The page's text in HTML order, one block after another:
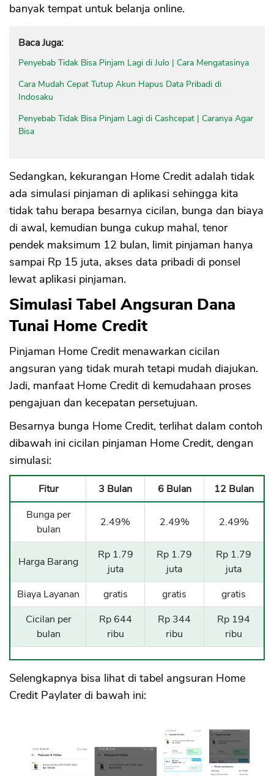
banyak tempat untuk belanja online.
Baca Juga:
Penyebab Tidak Bisa Pinjam Lagi di Julo | Cara Mengatasinya
Cara Mudah Cepat Tutup Akun Hapus Data Pribadi di
Indosaku
Penyebab Tidak Bisa Pinjam Lagi di Cashcepat | Caranya Agar
Bisa
Sedangkan, kekurangan Home Credit adalah tidak
ada simulasi pinjaman di aplikasi sehingga kita
tidak tahu berapa besarnya cicilan, bunga dan biaya
di awal, kemudian bunga cukup mahal, tenor
pendek maksimum 12 bulan, limit pinjaman hanya
sampai Rp 15 juta, akses data pribadi di ponsel
lewat aplikasi pinjaman.
Simulasi Tabel Angsuran Dana
Tunai Home Credit
Pinjaman Home Credit menawarkan cicilan
angsuran yang tidak murah tetapi mudah diajukan.
Jadi, manfaat Home Credit di kemudahaan proses
pengajuan dan kecepatan persetujuan.
Besarnya bunga Home Credit, terlihat dalam contoh
dibawah ini cicilan pinjaman Home Credit, dengan
simulasi:
Fitur 3 Bulan 6 Bulan
12 Bulan
Bunga per
bulan
2.49% 2.49% 2.49%
Harga Barang
Rp 1.79
juta
Rp 1.79
juta
Rp 1.79
juta
Biaya Layanan
gratis gratis
gratis
Cicilan per
bulan
Rp 644
ribu
Rp 344
ribu
Rp 194
ribu
Selengkapnya bisa lihat di tabel angsuran Home
Credit Paylater di bawah ini: